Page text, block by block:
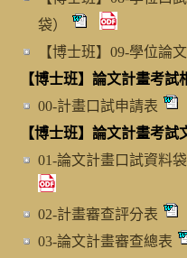
袋）
【博士班】09-學位論
【博士班】論文計畫考試
00-計畫口試申請表
【博士班】論文計畫考試
01-論文計畫口試資料
02-計畫審查評分表
03-論文計畫審查總表